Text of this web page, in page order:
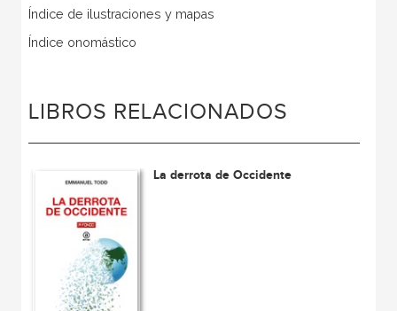
Índice de ilustraciones y mapas
Índice onomástico
LIBROS RELACIONADOS
La derrota de Occidente